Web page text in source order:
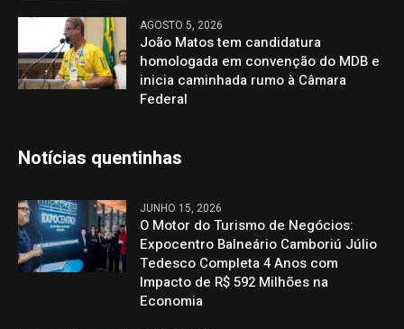
AGOSTO 5, 2026
João Matos tem candidatura
homologada em convenção do MDB e
inicia caminhada rumo à Câmara
Federal
Notícias quentinhas
JUNHO 15, 2026
O Motor do Turismo de Negócios:
Expocentro Balneário Camboriú Júlio
Tedesco Completa 4 Anos com
Impacto de R$ 592 Milhões na
Economia